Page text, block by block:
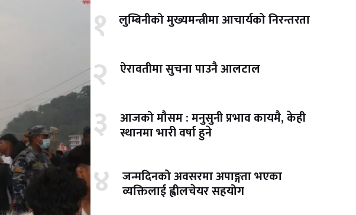
१ लुम्बिनीको मुख्यमन्त्रीमा आचार्यको निरन्तरता
२ ऐरावतीमा सुचना पाउनै आलटाल
३ आजको मौसम : मनुसुनी प्रभाव कायमै, केही
स्थानमा भारी वर्षा हुने
४ जन्मदिनको अवसरमा अपाङ्गता भएका
व्यक्तिलाई ह्वीलचेयर सहयोग